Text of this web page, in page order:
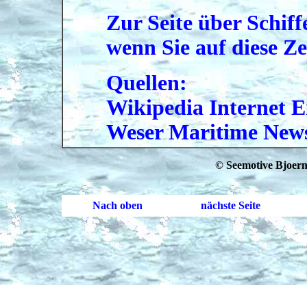
Zur Seite über
wenn Sie auf diese
Quellen:
Wikipedia Internet
Weser Maritime
© Seemotive
Nach oben nächste Seite